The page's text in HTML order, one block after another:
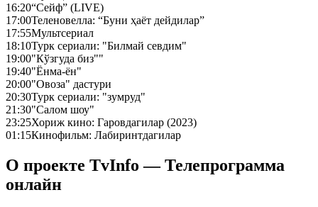
16:20“Сейф” (LIVE)
17:00Теленовелла: “Буни ҳаёт дейдилар”
17:55Мультсериал
18:10Турк сериали: "Билмай севдим"
19:00"Кўзгуда биз""
19:40"Ёнма-ён"
20:00"Овоза" дастури
20:30Турк сериали: "зумруд"
21:30"Салом шоу"
23:25Хориж кино: Гаровдагилар (2023)
01:15Кинофильм: Лабиринтдагилар
О проекте TvInfo — Телепрограмма
онлайн